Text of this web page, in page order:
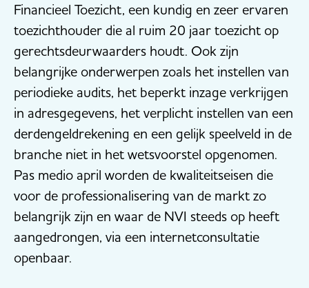
Financieel Toezicht, een kundig en zeer ervaren
toezichthouder die al ruim 20 jaar toezicht op
gerechtsdeurwaarders houdt. Ook zijn
belangrijke onderwerpen zoals het instellen van
periodieke audits, het beperkt inzage verkrijgen
in adresgegevens, het verplicht instellen van een
derdengeldrekening en een gelijk speelveld in de
branche niet in het wetsvoorstel opgenomen.
Pas medio april worden de kwaliteitseisen die
voor de professionalisering van de markt zo
belangrijk zijn en waar de NVI steeds op heeft
aangedrongen, via een internetconsultatie
openbaar.